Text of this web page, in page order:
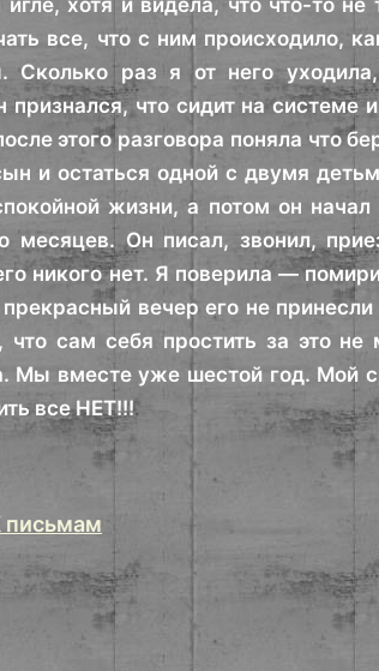
хотя и видела, что что-то
все, что с ним происходило,
Сколько раз я от него
что сидит на системе
этого разговора поняла что
и остаться одной с двумя
жизни, а потом он начал
Он писал, звонил,
никого нет. Я поверила —
вечер его не
что сам себя простить за это
Мы вместе уже шестой год. Мой
все НЕТ!!!
письмам